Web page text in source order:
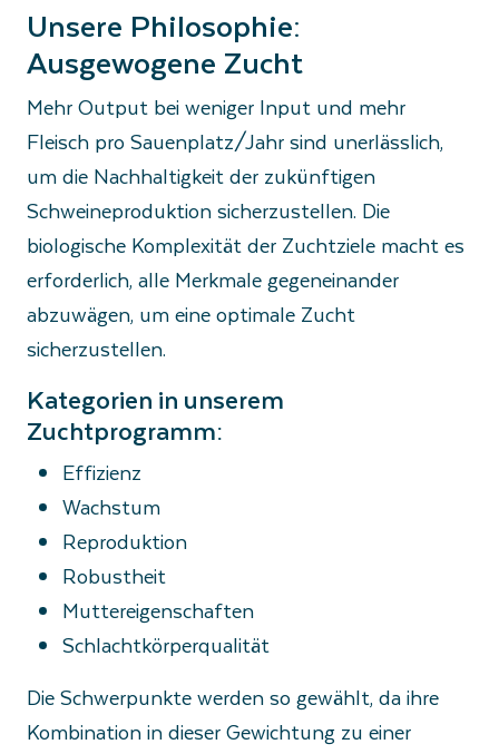
Unsere Philosophie:
Ausgewogene Zucht
Mehr Output bei weniger Input und mehr
Fleisch pro Sauenplatz/Jahr sind unerlässlich,
um die Nachhaltigkeit der zukünftigen
Schweineproduktion sicherzustellen. Die
biologische Komplexität der Zuchtziele macht es
erforderlich, alle Merkmale gegeneinander
abzuwägen, um eine optimale Zucht
sicherzustellen.
Kategorien in unserem
Zuchtprogramm:
Effizienz
Wachstum
Reproduktion
Robustheit
Muttereigenschaften
Schlachtkörperqualität
Die Schwerpunkte werden so gewählt, da ihre
Kombination in dieser Gewichtung zu einer